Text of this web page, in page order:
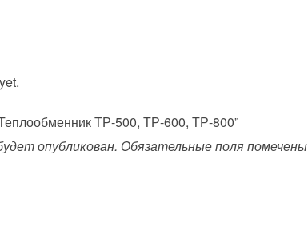
ТР-500, ТР-600, ТР-800”
опубликован. Обязательные поля помечены